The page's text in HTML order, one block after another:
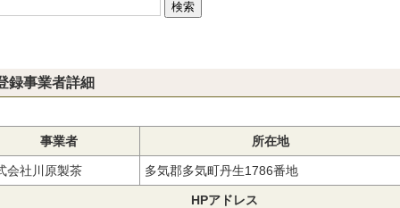
録事業者詳細
事業者 所在地
会社川原製茶 多気郡多気町丹生1786番地
HPアドレス